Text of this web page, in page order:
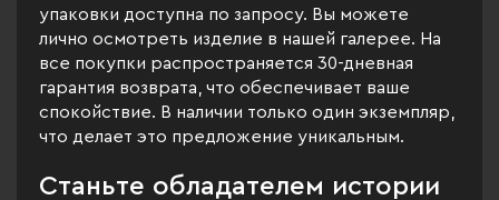
упаковки доступна по запросу. Вы можете
лично осмотреть изделие в нашей галерее. На
все покупки распространяется 30-дневная
гарантия возврата, что обеспечивает ваше
спокойствие. В наличии только один экземпляр,
что делает это предложение уникальным.
Станьте обладателем истории